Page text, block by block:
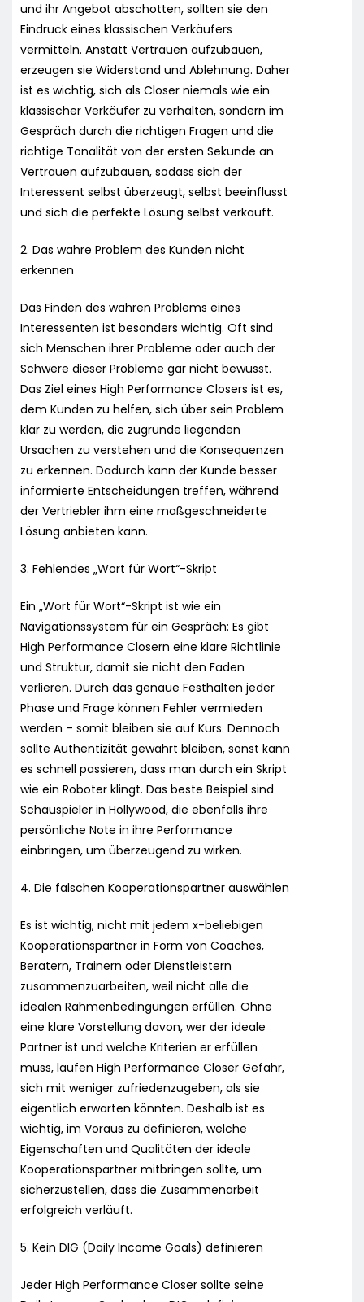
und ihr Angebot abschotten, sollten sie den
Eindruck eines klassischen Verkäufers
vermitteln. Anstatt Vertrauen aufzubauen,
erzeugen sie Widerstand und Ablehnung. Daher
ist es wichtig, sich als Closer niemals wie ein
klassischer Verkäufer zu verhalten, sondern im
Gespräch durch die richtigen Fragen und die
richtige Tonalität von der ersten Sekunde an
Vertrauen aufzubauen, sodass sich der
Interessent selbst überzeugt, selbst beeinflusst
und sich die perfekte Lösung selbst verkauft.
2. Das wahre Problem des Kunden nicht
erkennen
Das Finden des wahren Problems eines
Interessenten ist besonders wichtig. Oft sind
sich Menschen ihrer Probleme oder auch der
Schwere dieser Probleme gar nicht bewusst.
Das Ziel eines High Performance Closers ist es,
dem Kunden zu helfen, sich über sein Problem
klar zu werden, die zugrunde liegenden
Ursachen zu verstehen und die Konsequenzen
zu erkennen. Dadurch kann der Kunde besser
informierte Entscheidungen treffen, während
der Vertriebler ihm eine maßgeschneiderte
Lösung anbieten kann.
3. Fehlendes „Wort für Wort“-Skript
Ein „Wort für Wort“-Skript ist wie ein
Navigationssystem für ein Gespräch: Es gibt
High Performance Closern eine klare Richtlinie
und Struktur, damit sie nicht den Faden
verlieren. Durch das genaue Festhalten jeder
Phase und Frage können Fehler vermieden
werden – somit bleiben sie auf Kurs. Dennoch
sollte Authentizität gewahrt bleiben, sonst kann
es schnell passieren, dass man durch ein Skript
wie ein Roboter klingt. Das beste Beispiel sind
Schauspieler in Hollywood, die ebenfalls ihre
persönliche Note in ihre Performance
einbringen, um überzeugend zu wirken.
4. Die falschen Kooperationspartner auswählen
Es ist wichtig, nicht mit jedem x-beliebigen
Kooperationspartner in Form von Coaches,
Beratern, Trainern oder Dienstleistern
zusammenzuarbeiten, weil nicht alle die
idealen Rahmenbedingungen erfüllen. Ohne
eine klare Vorstellung davon, wer der ideale
Partner ist und welche Kriterien er erfüllen
muss, laufen High Performance Closer Gefahr,
sich mit weniger zufriedenzugeben, als sie
eigentlich erwarten könnten. Deshalb ist es
wichtig, im Voraus zu definieren, welche
Eigenschaften und Qualitäten der ideale
Kooperationspartner mitbringen sollte, um
sicherzustellen, dass die Zusammenarbeit
erfolgreich verläuft.
5. Kein DIG (Daily Income Goals) definieren
Jeder High Performance Closer sollte seine